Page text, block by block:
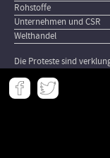
Rohstoffe
Unternehmen und CSR
Welthandel
Die Proteste sind
Meta
-